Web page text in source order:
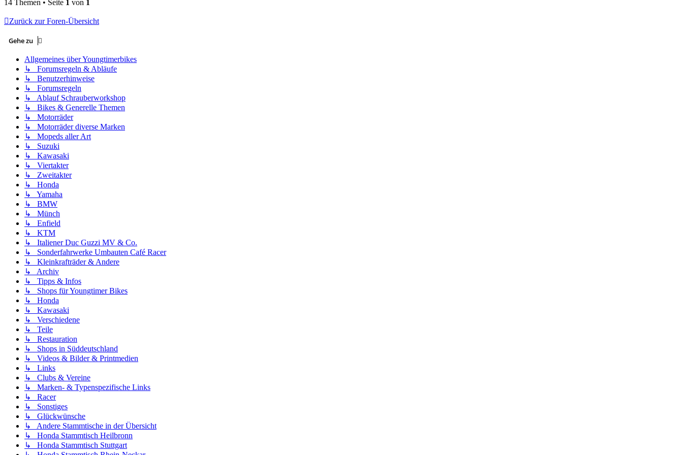
14 Themen • Seite 1 von 1
Zurück zur Foren-Übersicht
Gehe zu
Allgemeines über Youngtimerbikes
↳ Forumsregeln & Abläufe
↳ Benutzerhinweise
↳ Forumsregeln
↳ Ablauf Schrauberworkshop
↳ Bikes & Generelle Themen
↳ Motorräder
↳ Motorräder diverse Marken
↳ Mopeds aller Art
↳ Suzuki
↳ Kawasaki
↳ Viertakter
↳ Zweitakter
↳ Honda
↳ Yamaha
↳ BMW
↳ Münch
↳ Enfield
↳ KTM
↳ Italiener Duc Guzzi MV & Co.
↳ Sonderfahrwerke Umbauten Café Racer
↳ Kleinkrafträder & Andere
↳ Archiv
↳ Tipps & Infos
↳ Shops für Youngtimer Bikes
↳ Honda
↳ Kawasaki
↳ Verschiedene
↳ Teile
↳ Restauration
↳ Shops in Süddeutschland
↳ Videos & Bilder & Printmedien
↳ Links
↳ Clubs & Vereine
↳ Marken- & Typenspezifische Links
↳ Racer
↳ Sonstiges
↳ Glückwünsche
↳ Andere Stammtische in der Übersicht
↳ Honda Stammtisch Heilbronn
↳ Honda Stammtisch Stuttgart